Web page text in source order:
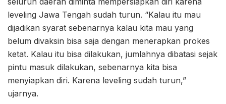
leveling Jawa Tengah sudah turun. “Kalau itu mau
dijadikan syarat sebenarnya kalau kita mau yang
belum divaksin bisa saja dengan menerapkan prokes
ketat. Kalau itu bisa dilakukan, jumlahnya dibatasi sejak
pintu masuk dilakukan, sebenarnya kita bisa
menyiapkan diri. Karena leveling sudah turun,”
ujarnya.